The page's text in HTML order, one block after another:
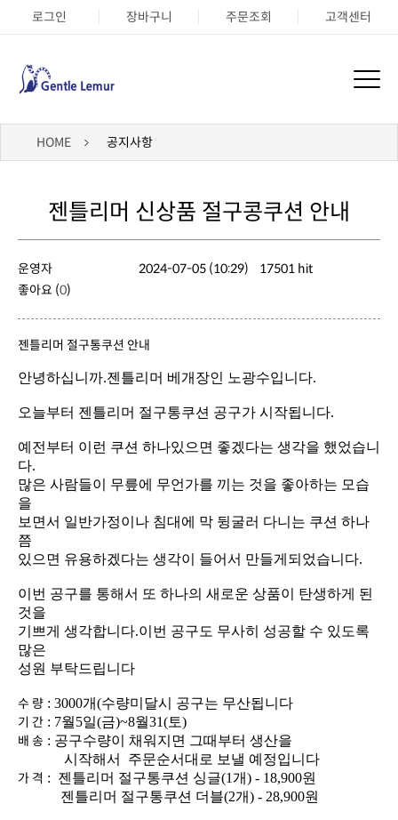
로그인 장바구니 주문조회 고객센터
HOME 공지사항
젠틀리머 신상품 절구콩쿠션 안내
운영자 2024-07-05 (10:29)
17501 hit
좋아요 (0)
젠틀리머 절구통쿠션 안내
안녕하십니까.젠틀리머 베개장인 노광수입니다.
오늘부터 젠틀리머 절구통쿠션 공구가 시작됩니다.
다.
을
쯤
있으면 유용하겠다는 생각이 들어서 만들게되었습니다.
것을
많은
성원 부탁드립니다
수 량 : 3000개(수량미달시 공구는 무산됩니다
기 간 : 7월5일(금)~8월31(토)
배 송 : 공구수량이 채워지면 그때부터 생산을
시작해서 주문순서대로 보낼 예정입니다
가 격 : 젠틀리머 절구통쿠션 싱글(1개) - 18,900원
젠틀리머 절구통쿠션 더블(2개) - 28,900원